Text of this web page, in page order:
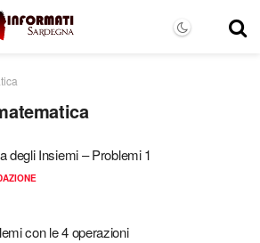
degli Insiemi – Problemi 1
con le 4 operazioni